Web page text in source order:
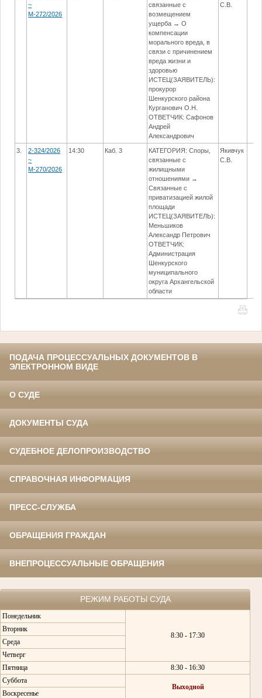
~
М-272/2026
связанные с
возмещением
ущерба → О
компенсации
морального вреда, в
связи с причинением
вреда жизни и
здоровью
ИСТЕЦ(ЗАЯВИТЕЛЬ):
прокурор
Шенкурского района
Курганович О.Н.
ОТВЕТЧИК: Сафонов
Андрей
Александрович
С.В.
3.
2-324/2026
~
М-270/2026
14:30 Каб. 3
КАТЕГОРИЯ: Споры,
связанные с
жилищными
отношениями →
Связанные с
приватизацией жилой
площади
ИСТЕЦ(ЗАЯВИТЕЛЬ):
Меньшиков
Александр Петрович
ОТВЕТЧИК:
Администрация
Шенкурского
муниципального
округа Архангельской
области
Якивчук
С.В.
ПОДАЧА ПРОЦЕССУАЛЬНЫХ ДОКУМЕНТОВ В
ЭЛЕКТРОННОМ ВИДЕ
О СУДЕ
ДОКУМЕНТЫ СУДА
СУДЕБНОЕ ДЕЛОПРОИЗВОДСТВО
СПРАВОЧНАЯ ИНФОРМАЦИЯ
ПРЕСС-СЛУЖБА
ОБРАЩЕНИЯ ГРАЖДАН
ВНЕПРОЦЕССУАЛЬНЫЕ ОБРАЩЕНИЯ
РЕЖИМ РАБОТЫ СУДА
Понедельник
8:30 - 17:30
Вторник
Среда
Четверг
Пятница
8:30 - 16:30
Суббота
Выходной
Воскресенье